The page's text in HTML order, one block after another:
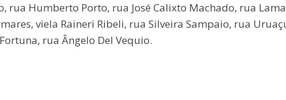
rua Humberto Porto, rua José Calixto Machado, rua
viela Raineri Ribeli, rua Silveira Sampaio, rua
rua Ângelo Del Vequio.